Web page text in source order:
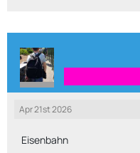
Apr 21st 2026
Eisenbahn